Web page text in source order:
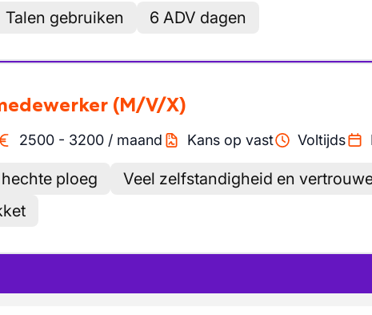
Talen gebruiken 6 ADV dagen
(M/V/X)
2500 - 3200 / maand Kans op vast Voltijds
ploeg
Veel zelfstandigheid en